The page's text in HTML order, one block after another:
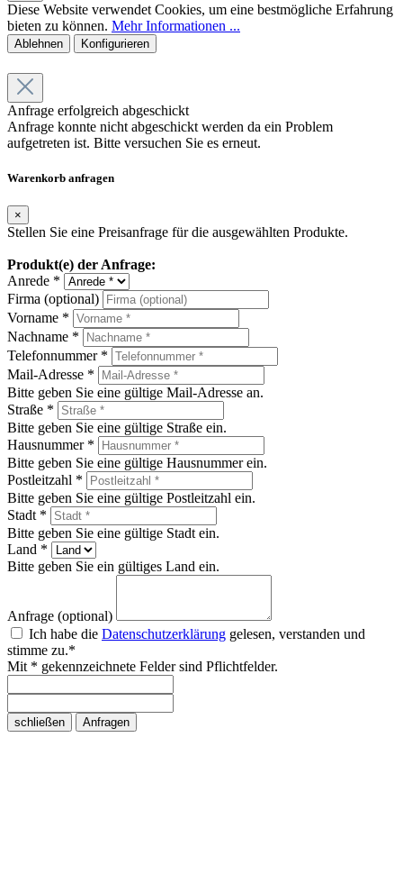
Diese Website verwendet Cookies, um eine bestmögliche Erfahrung
bieten zu können. Mehr Informationen ...
Ablehnen Konfigurieren
Anfrage erfolgreich abgeschickt
Anfrage konnte nicht abgeschickt werden da ein Problem
aufgetreten ist. Bitte versuchen Sie es erneut.
Warenkorb anfragen
×
Stellen Sie eine Preisanfrage für die ausgewählten Produkte.
Produkt(e) der Anfrage:
Anrede *
Firma (optional)
Vorname *
Nachname *
Telefonnummer *
Mail-Adresse *
Bitte geben Sie eine gültige Mail-Adresse an.
Straße *
Bitte geben Sie eine gültige Straße ein.
Hausnummer *
Bitte geben Sie eine gültige Hausnummer ein.
Postleitzahl *
Bitte geben Sie eine gültige Postleitzahl ein.
Stadt *
Bitte geben Sie eine gültige Stadt ein.
Land *
Bitte geben Sie ein gültiges Land ein.
Anfrage (optional)
Ich habe die Datenschutzerklärung gelesen, verstanden und
stimme zu.*
Mit * gekennzeichnete Felder sind Pflichtfelder.
schließen Anfragen